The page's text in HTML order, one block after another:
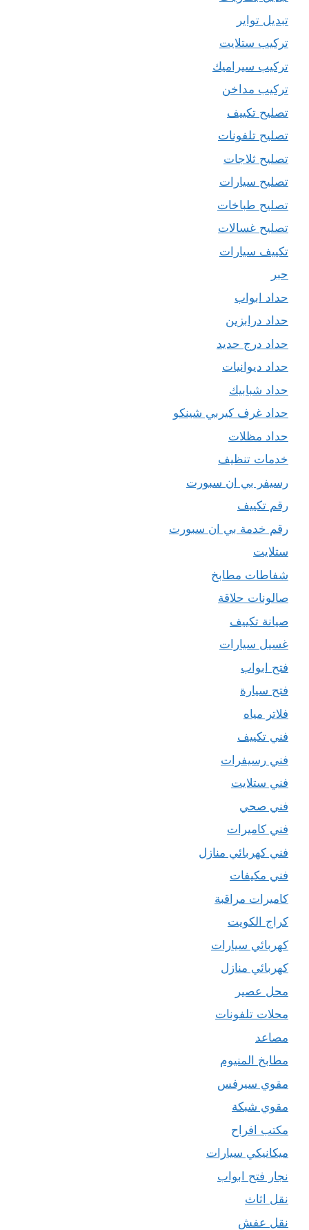
تبديل تواير
تركيب ستلايت
تركيب سيراميك
تركيب مداخن
تصليح تكييف
تصليح تلفونات
تصليح ثلاجات
تصليح سيارات
تصليح طباخات
تصليح غسالات
تكييف سيارات
حبر
حداد ابواب
حداد درابزين
حداد درج حديد
حداد ديوانيات
حداد شبابيك
حداد غرف كيربي شينكو
حداد مظلات
خدمات تنظيف
رسيفر بي ان سبورت
رقم تكييف
رقم خدمة بي ان سبورت
ستلايت
شفاطات مطابخ
صالونات حلاقة
صيانة تكييف
غسيل سيارات
فتح ابواب
فتح سيارة
فلاتر مياه
فني تكييف
فني رسيفرات
فني ستلايت
فني صحي
فني كاميرات
فني كهربائي منازل
فني مكيفات
كاميرات مراقبة
كراج الكويت
كهربائي سيارات
كهربائي منازل
محل عصير
محلات تلفونات
مصاعد
مطابخ المنيوم
مقوي سيرفس
مقوي شبكة
مكتب افراح
ميكانيكي سيارات
نجار فتح ابواب
نقل اثاث
نقل عفش